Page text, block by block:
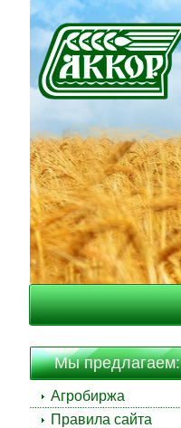
Мы предлагаем:
Агробиржа
Правила сайта